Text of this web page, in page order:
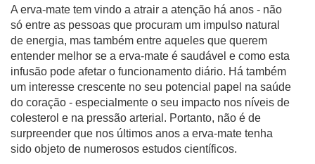
A erva-mate tem vindo a atrair a atenção há anos - não
só entre as pessoas que procuram um impulso natural
de energia, mas também entre aqueles que querem
entender melhor se a erva-mate é saudável e como esta
infusão pode afetar o funcionamento diário. Há também
um interesse crescente no seu potencial papel na saúde
do coração - especialmente o seu impacto nos níveis de
colesterol e na pressão arterial. Portanto, não é de
surpreender que nos últimos anos a erva-mate tenha
sido objeto de numerosos estudos científicos.